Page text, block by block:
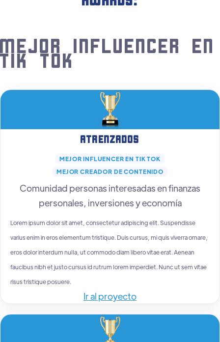
Mejor Influencer en
Tik Tok
Atrenzados
MEJOR INFLUENCER EN TIK TOK
MEJOR CREADOR DE CONTENIDO
Comunidad personas interesadas en finanzas
personales, inversiones y economía
Lorem ipsum dolor sit amet, consectetur adipiscing elit. Suspendisse
varius enim in eros elementum tristique. Duis cursus, mi quis viverra ornare,
eros dolor interdum nulla, ut commodo diam libero vitae erat. Aenean
faucibus nibh et justo cursus id rutrum lorem imperdiet. Nunc ut sem vitae
risus tristique posuere.
Ir al proyecto